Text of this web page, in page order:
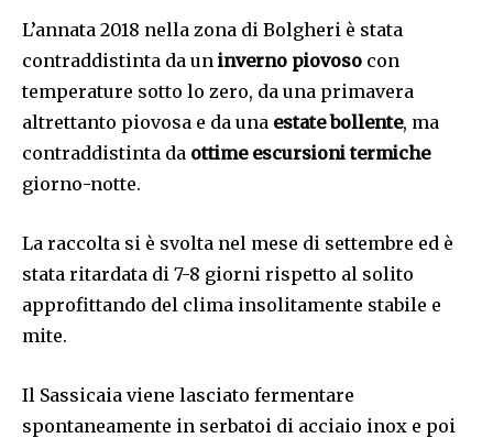
L’annata 2018 nella zona di Bolgheri è stata
contraddistinta da un inverno piovoso con
temperature sotto lo zero, da una primavera
altrettanto piovosa e da una estate bollente, ma
contraddistinta da ottime escursioni termiche
giorno-notte.
La raccolta si è svolta nel mese di settembre ed è
stata ritardata di 7-8 giorni rispetto al solito
approfittando del clima insolitamente stabile e
mite.
Il Sassicaia viene lasciato fermentare
spontaneamente in serbatoi di acciaio inox e poi